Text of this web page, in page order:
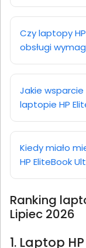
Czy laptopy
obsługi
Jakie
laptopie HP
Kiedy miało
HP EliteBook
Ranking
Lipiec 2026
1. Laptop